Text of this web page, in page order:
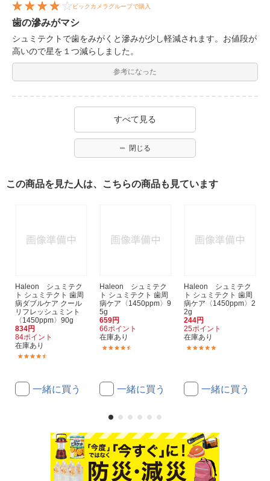
ビックカメラグループで購入
歯の滲みがマシ
シュミテクトで歯をみがくと滲みが少し軽減されます。お値段が
高いので星を１つ減らしました。
参考になった
すべて見る
閉じる
この商品を見た人は、こちらの商品も見ています
Haleon シュミテク
ト シュミテクト 歯周
病ダブルケア クール
リフレッシュミント
〈1450ppm〉90g
834円
84ポイント
在庫あり
一緒に買う
Haleon シュミテク
ト シュミテクト 歯周
病ケア〈1450ppm〉9
5g
659円
66ポイント
在庫あり
一緒に買う
Haleon シュミテク
ト シュミテクト 歯周
病ケア〈1450ppm〉2
2g
244円
25ポイント
在庫あり
一緒に買う